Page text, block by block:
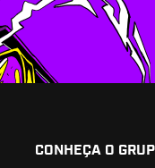
CONHEÇA O